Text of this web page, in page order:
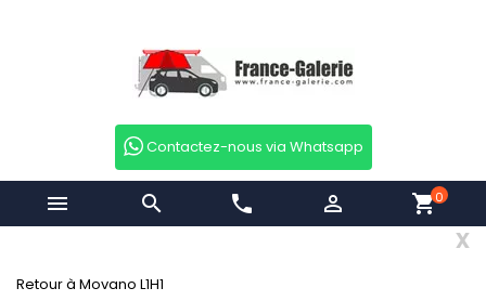
Contactez-nous via Whatsapp
  phone  shopping_cart0
x
Retour à Movano L1H1